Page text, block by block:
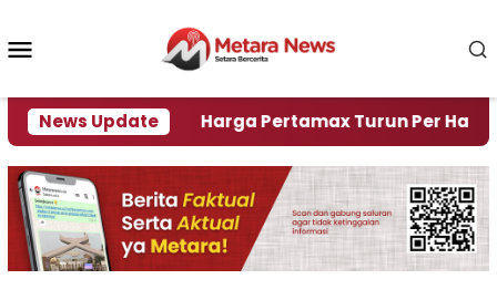
konten
News Update
Krisi Air Harga Pertamax Turun Per Hari Ini,